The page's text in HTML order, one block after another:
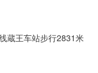
蔵王车站步行2831米